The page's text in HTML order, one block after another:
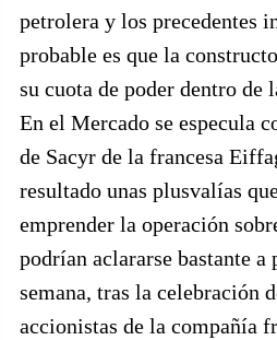
petrolera y los precedentes
probable es que la
su cuota de poder dentro de
En el Mercado se especula
de Sacyr de la francesa
resultado unas plusvalías
emprender la operación
podrían aclararse bastante a
semana, tras la celebración
accionistas de la compañía